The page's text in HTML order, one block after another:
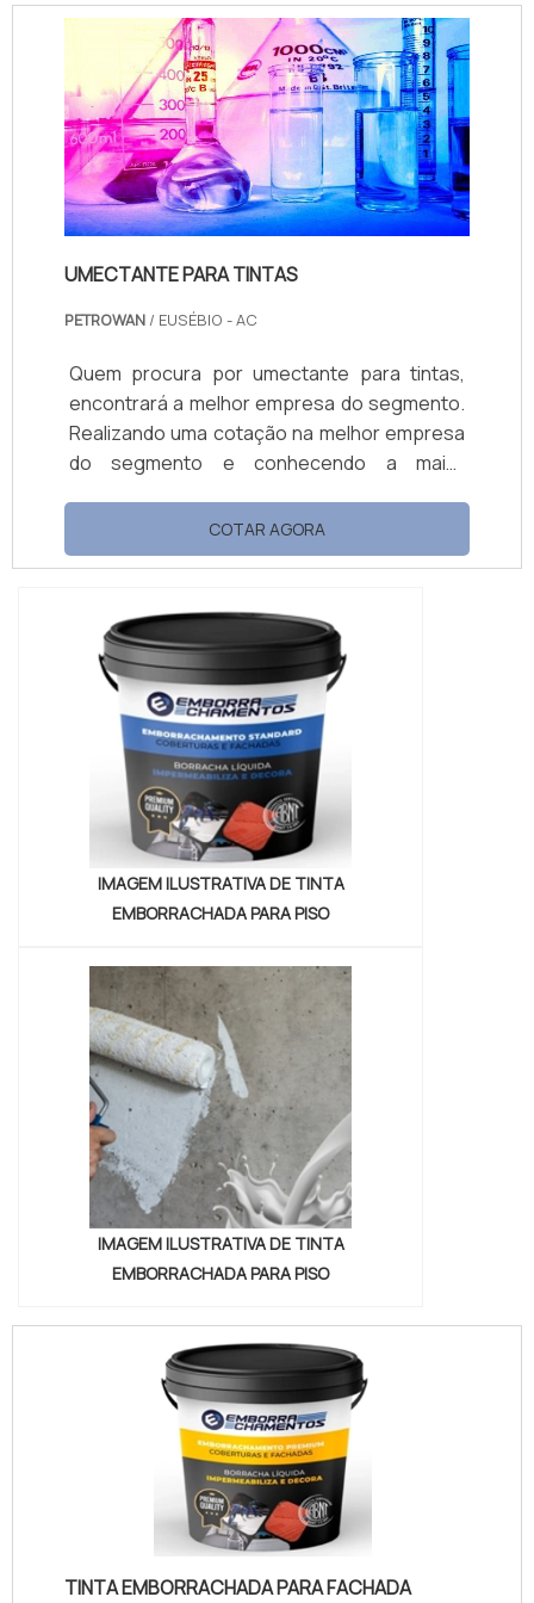
distribuição de produtos químicos. MAIS
DETALHES SOBRE VISCOPON PREÇO A
Petrowan objetiva sua energia em
proporcionar uma estrutura com escritório
d...
UMECTANTE PARA TINTAS
PETROWAN / EUSÉBIO - AC
Quem procura por umectante para tintas,
encontrará a melhor empresa do segmento.
Realizando uma cotação na melhor empresa
do segmento e conhecendo a maior
OUTRAS INFORMAÇÕES SOBRE UMECTANTE
PARA TINTAS Se alguém quer achar
altamente qualificada, encontra na Petrowan.
Atuando com base multiuso e limpa piso e
fosqueante, oferecendo o que há de melhor
no merca...
COTAR AGORA
IMAGEM ILUSTRATIVA DE TINTA
EMBORRACHADA PARA PISO
IMAGEM ILUSTRATIVA DE TINTA
EMBORRACHADA PARA PISO
TINTA EMBORRACHADA PARA FACHADA